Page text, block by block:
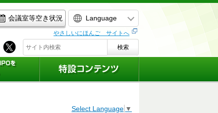
会議室等空き状況 Language
やさしいにほんご サイトへ
検索
Select Language ▼